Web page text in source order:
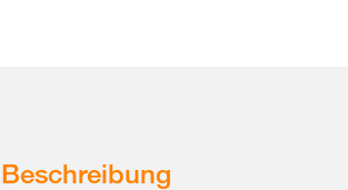
Beschreibung